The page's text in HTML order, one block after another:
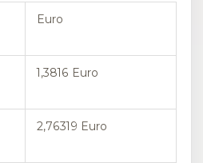
Euro
1,3816 Euro
2,76319 Euro